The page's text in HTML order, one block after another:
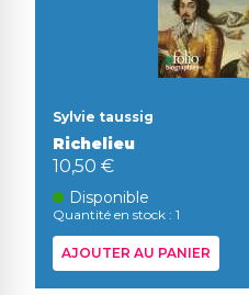
Sylvie taussig
Richelieu
10,50 €
Disponible
Quantité en stock : 1
AJOUTER AU PANIER